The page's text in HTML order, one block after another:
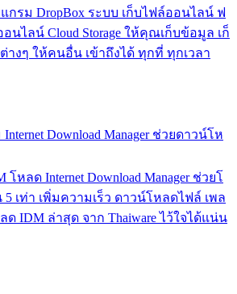
กรม DropBox ระบบ เก็บไฟล์ออนไลน์ ฟ
นไลน์ Cloud Storage ให้คุณเก็บข้อมูล เก็
างๆ ให้คนอื่น เข้าถึงได้ ทุกที่ ทุกเวลา
Download Manager ช่วยดาวน์โห
หลด Internet Download Manager ช่วยโ
เท่า เพิ่มความเร็ว ดาวน์โหลดไฟล์ เพล
IDM ล่าสุด จาก Thaiware ไว้ใจได้แน่น